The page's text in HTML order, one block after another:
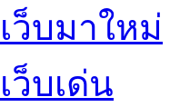
เว็บมาใหม่
เว็บเด่น